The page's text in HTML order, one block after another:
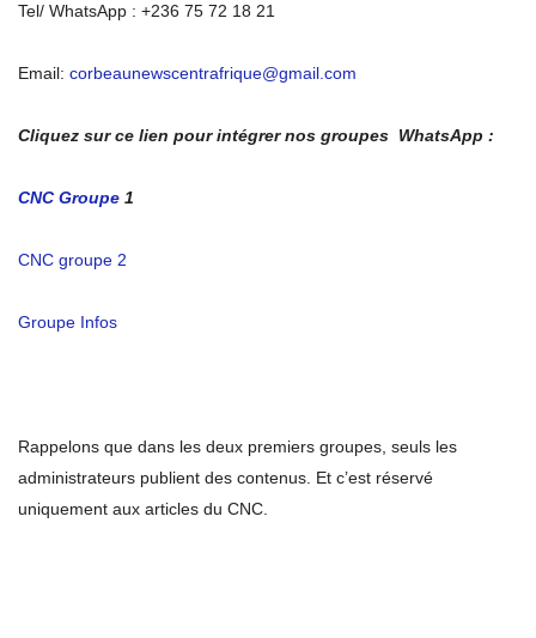
Tel/ WhatsApp : +236 75 72 18 21
Email: corbeaunewscentrafrique@gmail.com
Cliquez sur ce lien pour intégrer nos groupes WhatsApp :
CNC Groupe 1
CNC groupe 2
Groupe Infos
Rappelons que dans les deux premiers groupes, seuls les
administrateurs publient des contenus. Et c’est réservé
uniquement aux articles du CNC.